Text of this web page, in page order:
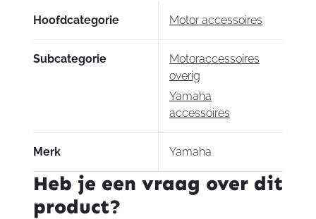
Hoofdcategorie Motor accessoires
Subcategorie
Motoraccessoires
overig
Yamaha
accessoires
Merk Yamaha
Heb je een vraag over dit
product?